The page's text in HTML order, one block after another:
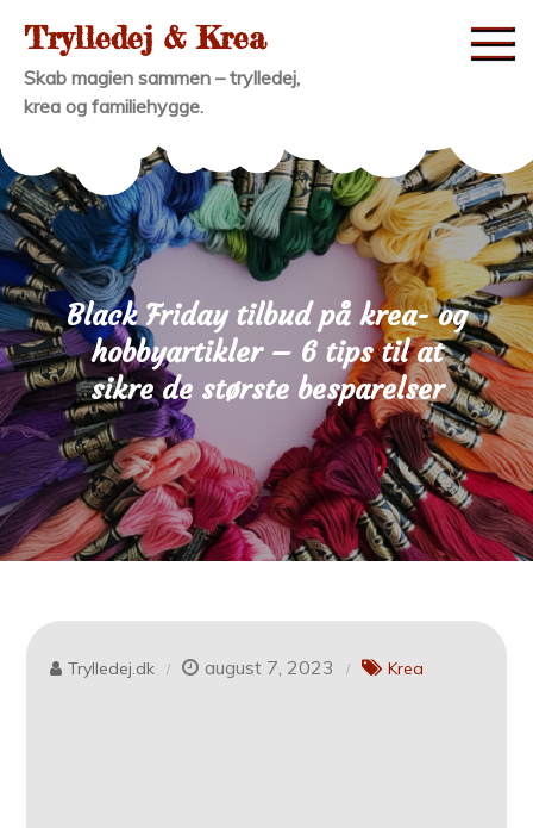
content
Trylledej & Krea
Skab magien sammen – trylledej,
krea og familiehygge.
Black Friday tilbud på krea- og
hobbyartikler – 6 tips til at
sikre de største besparelser
Trylledej.dk august 7, 2023 Krea